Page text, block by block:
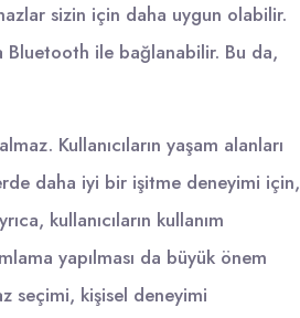
sizin için daha uygun olabilir.
Bluetooth ile bağlanabilir. Bu da,
Kullanıcıların yaşam alanları
daha iyi bir işitme deneyimi için,
kullanıcıların kullanım
yapılması da büyük önem
seçimi, kişisel deneyimi